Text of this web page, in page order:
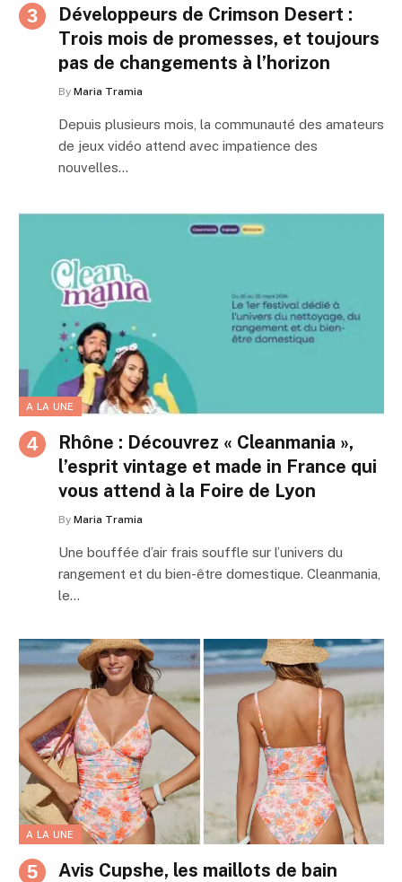
Développeurs de Crimson Desert :
Trois mois de promesses, et toujours
pas de changements à l’horizon
By Maria Tramia
Depuis plusieurs mois, la communauté des amateurs
de jeux vidéo attend avec impatience des
nouvelles…
A LA UNE
Rhône : Découvrez « Cleanmania »,
l’esprit vintage et made in France qui
vous attend à la Foire de Lyon
By Maria Tramia
Une bouffée d’air frais souffle sur l’univers du
rangement et du bien-être domestique. Cleanmania,
le…
A LA UNE
Avis Cupshe, les maillots de bain